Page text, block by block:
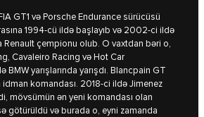
GT1 və Porsche Endurance sürücüsü
1994-cü ildə başlayıb və 2002-ci ildə
Renault çempionu olub. O vaxtdan bəri o,
Cavaleiro Racing və Hot Car
yarışlarında yarışdı. Blancpain GT
idman komandası. 2018-ci ildə Jimenez
mövsümün ən yeni komandası olan
götürüldü və burada o, eyni zamanda